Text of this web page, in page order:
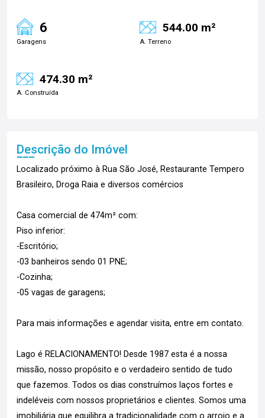
6
Garagens
544.00 m²
A. Terreno
474.30 m²
A. Construída
Descrição do Imóvel
Localizado próximo à Rua São José, Restaurante Tempero
Brasileiro, Droga Raia e diversos comércios
Casa comercial de 474m² com:
Piso inferior:
-Escritório;
-03 banheiros sendo 01 PNE;
-Cozinha;
-05 vagas de garagens;
Para mais informações e agendar visita, entre em contato.
Lago é RELACIONAMENTO! Desde 1987 esta é a nossa
missão, nosso propósito e o verdadeiro sentido de tudo
que fazemos. Todos os dias construímos laços fortes e
indeléveis com nossos proprietários e clientes. Somos uma